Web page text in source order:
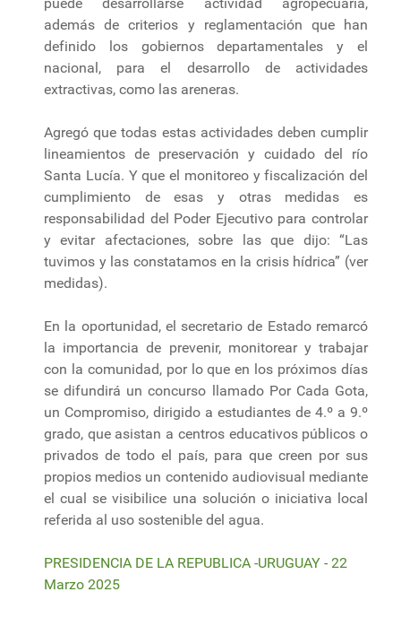
además de criterios y reglamentación que han
definido los gobiernos departamentales y el
nacional, para el desarrollo de actividades
extractivas, como las areneras.
Agregó que todas estas actividades deben cumplir
lineamientos de preservación y cuidado del río
Santa Lucía. Y que el monitoreo y fiscalización del
cumplimiento de esas y otras medidas es
responsabilidad del Poder Ejecutivo para controlar
y evitar afectaciones, sobre las que dijo: “Las
tuvimos y las constatamos en la crisis hídrica” (ver
medidas).
En la oportunidad, el secretario de Estado remarcó
la importancia de prevenir, monitorear y trabajar
con la comunidad, por lo que en los próximos días
se difundirá un concurso llamado Por Cada Gota,
un Compromiso, dirigido a estudiantes de 4.º a 9.º
grado, que asistan a centros educativos públicos o
privados de todo el país, para que creen por sus
propios medios un contenido audiovisual mediante
el cual se visibilice una solución o iniciativa local
referida al uso sostenible del agua.
PRESIDENCIA DE LA REPUBLICA -URUGUAY - 22
Marzo 2025